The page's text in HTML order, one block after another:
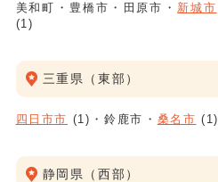
美和町
豊橋市 田原市 新城市
(1)
三重県（東部）
四日市市 (1) 鈴鹿市 桑名市 (1)
静岡県（西部）